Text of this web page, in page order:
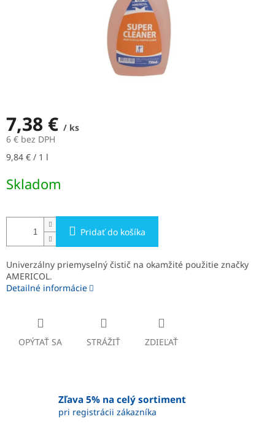
7,38 € / ks
6 € bez DPH
Jednotková
9,84 € / 1 l
Skladom
Pridať do košíka
Univerzálny priemyselný čistič na okamžité použitie značky
AMERICOL.
Detailné informácie
OPÝTAŤ SA STRÁŽIŤ ZDIEĽAŤ
Zľava 5% na celý sortiment
pri registrácii zákazníka